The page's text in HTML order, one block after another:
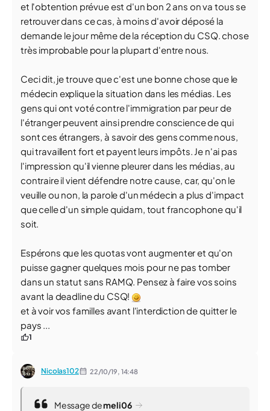
et l'obtention prévue est d'un bon 2 ans on va tous se
retrouver dans ce cas, à moins d'avoir déposé la
demande le jour même de la réception du CSQ. chose
très improbable pour la plupart d'entre nous.
Ceci dit, je trouve que c'est une bonne chose que le
médecin explique la situation dans les médias. Les
gens qui ont voté contre l'immigration par peur de
l'étranger peuvent ainsi prendre conscience de qui
sont ces étrangers, à savoir des gens comme nous,
qui travaillent fort et payent leurs impôts. Je n'ai pas
l'impression qu'il vienne pleurer dans les médias, au
contraire il vient défendre notre cause, car, qu'on le
veuille ou non, la parole d'un médecin a plus d'impact
que celle d'un simple quidam, tout francophone qu'il
soit.
Espérons que les quotas vont augmenter et qu'on
puisse gagner quelques mois pour ne pas tomber
dans un statut sans RAMQ. Pensez à faire vos soins
avant la deadline du CSQ!
et à voir vos familles avant l'interdiction de quitter le
pays ...
1
Nicolas102 22/10/19, 14:48
Message demeli06